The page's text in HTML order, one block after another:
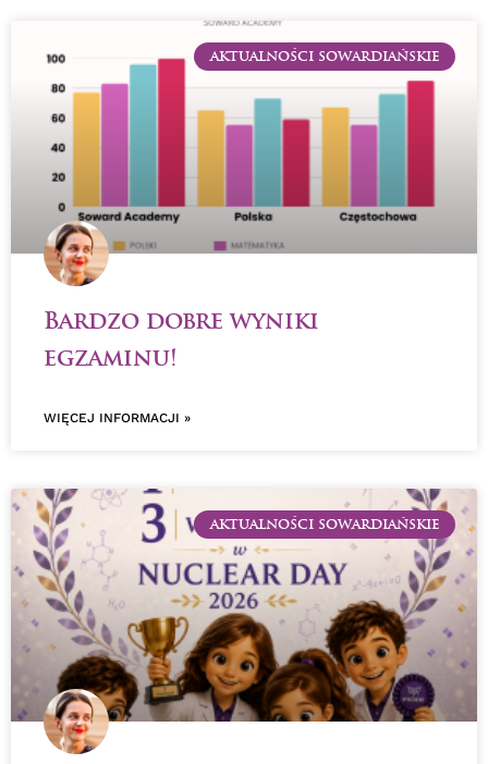
AKTUALNOŚCI SOWARDIAŃSKIE
Bardzo dobre wyniki
egzaminu!
WIĘCEJ INFORMACJI »
AKTUALNOŚCI SOWARDIAŃSKIE